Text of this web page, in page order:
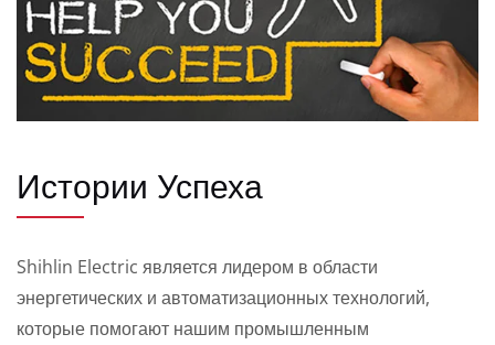
Истории Успеха
Shihlin Electric является лидером в области
энергетических и автоматизационных технологий,
которые помогают нашим промышленным